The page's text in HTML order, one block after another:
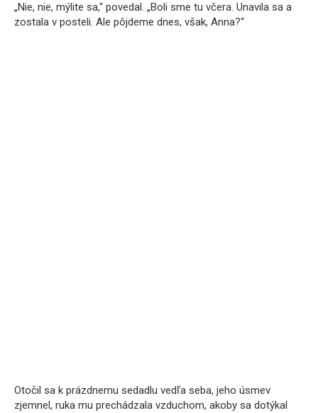
„Nie, nie, mýlite sa,“ povedal. „Boli sme tu včera. Unavila sa a
zostala v posteli. Ale pôjdeme dnes, však, Anna?“
Otočil sa k prázdnemu sedadlu vedľa seba, jeho úsmev
zjemnel, ruka mu prechádzala vzduchom, akoby sa dotýkal